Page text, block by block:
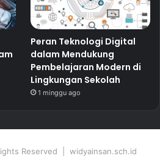
Peran Teknologi Digital
dalam Mendukung
Pembelajaran Modern di
Lingkungan Sekolah
1 minggu ago
Reserved | widyainsan.sch.id